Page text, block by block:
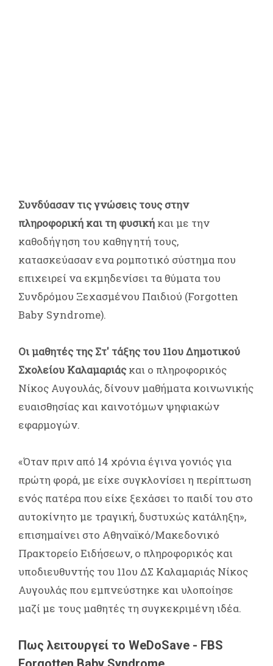
Συνδύασαν τις γνώσεις τους στην
πληροφορική και τη φυσική και με την
καθοδήγηση του καθηγητή τους,
κατασκεύασαν ενα ρομποτικό σύστημα που
επιχειρεί να εκμηδενίσει τα θύματα του
Συνδρόμου Ξεχασμένου Παιδιού (Forgotten
Baby Syndrome).
Οι μαθητές της Στ' τάξης του 11ου Δημοτικού
Σχολείου Καλαμαριάςκαι ο πληροφορικός
Νίκος Αυγουλάς, δίνουν μαθήματα κοινωνικής
ευαισθησίας και καινοτόμων ψηφιακών
εφαρμογών.
«Όταν πριν από 14 χρόνια έγινα γονιός για
πρώτη φορά, με είχε συγκλονίσει η περίπτωση
ενός πατέρα που είχε ξεχάσει το παιδί του στο
αυτοκίνητο με τραγική, δυστυχώς κατάληξη»,
επισημαίνει στο Αθηναϊκό/Μακεδονικό
Πρακτορείο Ειδήσεων, ο πληροφορικός και
υποδιευθυντής του 11ου ΔΣ Καλαμαριάς Νίκος
Αυγουλάς που εμπνεύστηκε και υλοποίησε
μαζί με τους μαθητές τη συγκεκριμένη ιδέα.
Πως λειτουργεί το WeDoSave - FBS